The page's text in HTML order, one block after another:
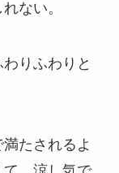
ない。
りふわりと
たされるよ